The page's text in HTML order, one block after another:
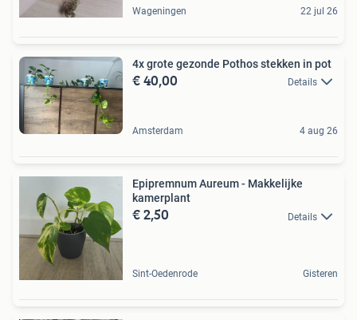
Wageningen 22 jul 26
4x grote gezonde Pothos stekken in pot
€ 40,00 Details
Amsterdam 4 aug 26
Epipremnum Aureum - Makkelijke
kamerplant
€ 2,50 Details
Sint-Oedenrode Gisteren